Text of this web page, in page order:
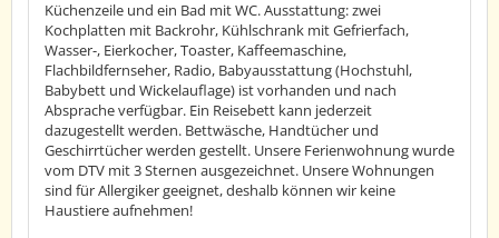
Küchenzeile und ein Bad mit WC. Ausstattung: zwei
Kochplatten mit Backrohr, Kühlschrank mit Gefrierfach,
Wasser-, Eierkocher, Toaster, Kaffeemaschine,
Flachbildfernseher, Radio, Babyausstattung (Hochstuhl,
Babybett und Wickelauflage) ist vorhanden und nach
Absprache verfügbar. Ein Reisebett kann jederzeit
dazugestellt werden. Bettwäsche, Handtücher und
Geschirrtücher werden gestellt. Unsere Ferienwohnung wurde
vom DTV mit 3 Sternen ausgezeichnet. Unsere Wohnungen
sind für Allergiker geeignet, deshalb können wir keine
Haustiere aufnehmen!